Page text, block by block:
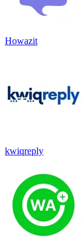
Howazit
kwiqreply